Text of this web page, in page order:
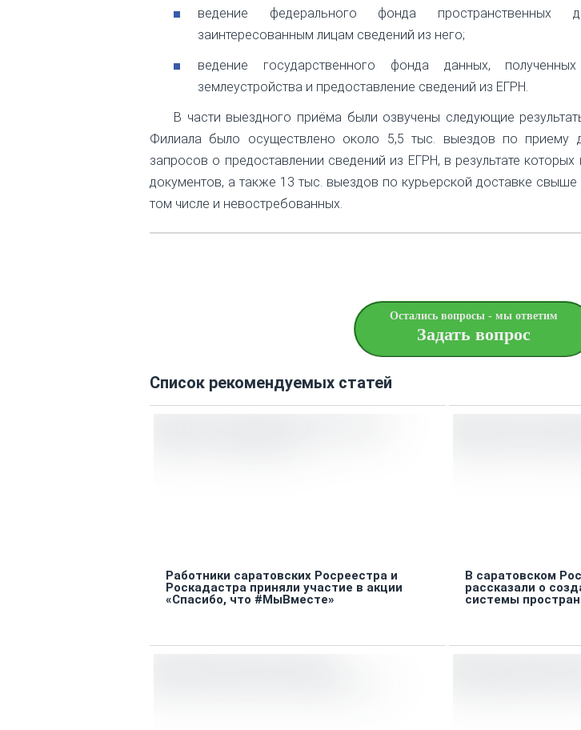
ведение федерального фонда пространственных
заинтересованным лицам сведений из него;
ведение государственного фонда данных,
землеустройства и предоставление сведений из ЕГРН.
В части выездного приёма были озвучены следующие
Филиала было осуществлено около 5,5 тыс. выездов по приему
запросов о предоставлении сведений из ЕГРН, в результате
документов, а также 13 тыс. выездов по курьерской доставке свыше
том числе и невостребованных.
Остались вопросы - мы ответим
Задать вопрос
Список рекомендуемых статей
Работники саратовских Росреестра и
Роскадастра приняли участие в акции
«Спасибо, что #МыВместе»
В саратовском
рассказали о
системы